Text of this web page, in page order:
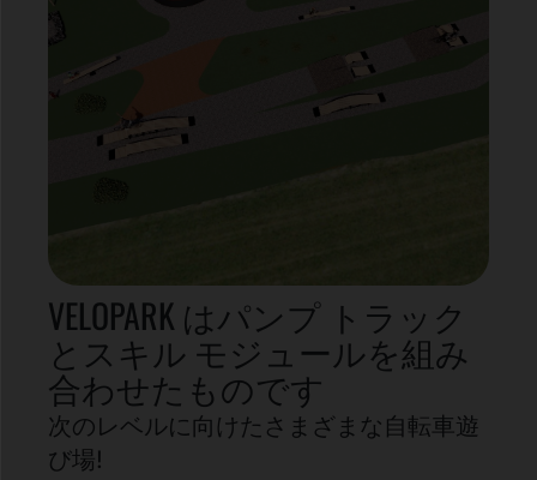
VELOPARK はパンプ トラック
とスキル モジュールを組み
合わせたものです
次のレベルに向けたさまざまな自転車遊
び場!